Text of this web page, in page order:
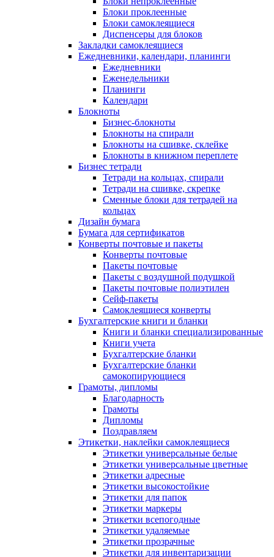
Блоки проклеенные
Блоки самоклеящиеся
Диспенсеры для блоков
Закладки самоклеящиеся
Ежедневники, календари, планинги
Ежедневники
Еженедельники
Планинги
Календари
Блокноты
Бизнес-блокноты
Блокноты на спирали
Блокноты на сшивке, склейке
Блокноты в книжном переплете
Бизнес тетради
Тетради на кольцах, спирали
Тетради на сшивке, скрепке
Сменные блоки для тетрадей на
кольцах
Дизайн бумага
Бумага для сертификатов
Конверты почтовые и пакеты
Конверты почтовые
Пакеты почтовые
Пакеты с воздушной подушкой
Пакеты почтовые полиэтилен
Сейф-пакеты
Самоклеящиеся конверты
Бухгалтерские книги и бланки
Книги и бланки специализированные
Книги учета
Бухгалтерские бланки
Бухгалтерские бланки
самокопирующиеся
Грамоты, дипломы
Благодарность
Грамоты
Дипломы
Поздравляем
Этикетки, наклейки самоклеящиеся
Этикетки универсальные белые
Этикетки универсальные цветные
Этикетки адресные
Этикетки высокостойкие
Этикетки для папок
Этикетки маркеры
Этикетки всепогодные
Этикетки удаляемые
Этикетки прозрачные
Этикетки для инвентаризации